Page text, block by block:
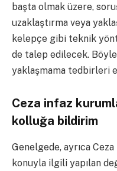
başta olmak üzere,
uzaklaştırma veya
kelepçe gibi teknik
de talep edilecek.
yaklaşmama tedbirleri
Ceza infaz
kolluğa bildirim
Genelgede, ayrıca
konuyla ilgili yapılan